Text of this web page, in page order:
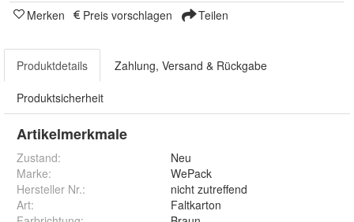
Merken Preis vorschlagen Teilen
Produktdetails Zahlung, Versand & Rückgabe
Produktsicherheit
Artikelmerkmale
Zustand:
Neu
Marke:
WePack
Hersteller Nr.:
nicht zutreffend
Art:
Faltkarton